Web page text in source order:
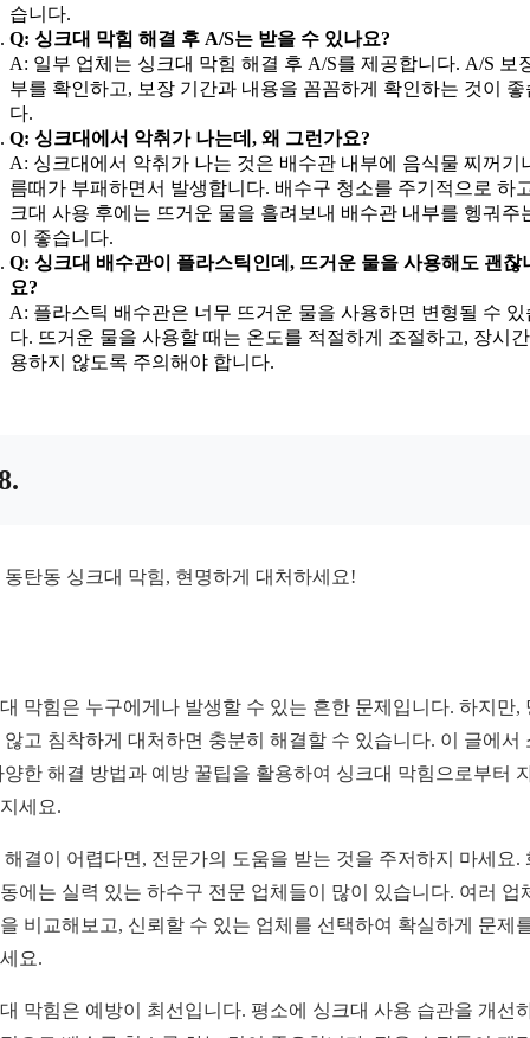
습니다.
Q: 싱크대 막힘 해결 후 A/S는 받을 수 있나요?
A: 일부 업체는 싱크대 막힘 해결 후 A/S를 제공합니다. A/S 보
부를 확인하고, 보장 기간과 내용을 꼼꼼하게 확인하는 것이 좋
다.
Q: 싱크대에서 악취가 나는데, 왜 그런가요?
A: 싱크대에서 악취가 나는 것은 배수관 내부에 음식물 찌꺼기
름때가 부패하면서 발생합니다. 배수구 청소를 주기적으로 하
크대 사용 후에는 뜨거운 물을 흘려보내 배수관 내부를 헹궈주
이 좋습니다.
Q: 싱크대 배수관이 플라스틱인데, 뜨거운 물을 사용해도 괜찮
요?
A: 플라스틱 배수관은 너무 뜨거운 물을 사용하면 변형될 수 있
다. 뜨거운 물을 사용할 때는 온도를 적절하게 조절하고, 장시
용하지 않도록 주의해야 합니다.
동탄동 싱크대 막힘, 현명하게 대처하세요!
막힘은 누구에게나 발생할 수 있는 흔한 문제입니다. 하지만,
않고 침착하게 대처하면 충분히 해결할 수 있습니다. 이 글에서
양한 해결 방법과 예방 꿀팁을 활용하여 싱크대 막힘으로부터
세요.
해결이 어렵다면, 전문가의 도움을 받는 것을 주저하지 마세요.
에는 실력 있는 하수구 전문 업체들이 많이 있습니다. 여러 업
비교해보고, 신뢰할 수 있는 업체를 선택하여 확실하게 문제
요.
막힘은 예방이 최선입니다. 평소에 싱크대 사용 습관을 개선